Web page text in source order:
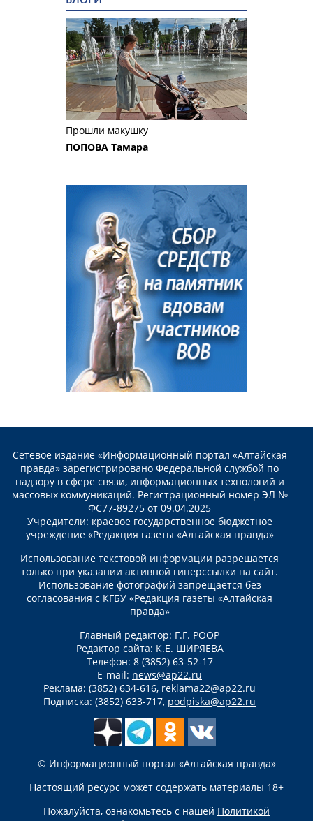
Прошли макушку
ПОПОВА Тамара
Сетевое издание «Информационный портал «Алтайская
правда» зарегистрировано Федеральной службой по
надзору в сфере связи, информационных технологий и
массовых коммуникаций. Регистрационный номер ЭЛ №
ФС77-89275 от 09.04.2025
Учредители: краевое государственное бюджетное
учреждение «Редакция газеты «Алтайская правда»
Использование текстовой информации разрешается
только при указании активной гиперссылки на сайт.
Использование фотографий запрещается без
согласования с КГБУ «Редакция газеты «Алтайская
правда»
Главный редактор: Г.Г. РООР
Редактор сайта: К.Е. ШИРЯЕВА
Телефон: 8 (3852) 63-52-17
E-mail: news@ap22.ru
Реклама: (3852) 634-616, reklama22@ap22.ru
Подписка: (3852) 633-717, podpiska@ap22.ru
© Информационный портал «Алтайская правда»
Настоящий ресурс может содержать материалы 18+
Пожалуйста, ознакомьтесь с нашей Политикой